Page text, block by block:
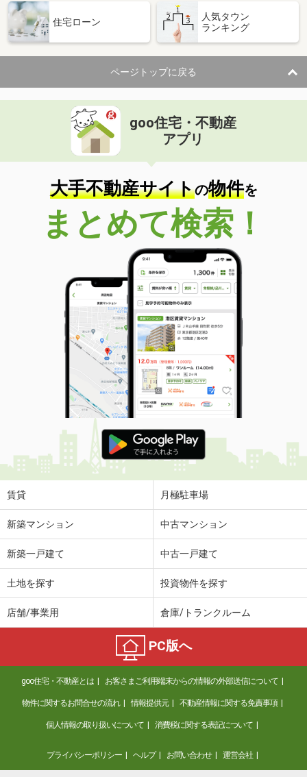
住宅ローン
人気タウン
ランキング
ページトップに戻る
goo住宅・不動産
アプリ
大手不動産サイトの物件を
まとめて検索！
賃貸 月極駐車場
新築マンション 中古マンション
新築一戸建て 中古一戸建て
土地を探す 投資物件を探す
店舗/事業用 倉庫/トランクルーム
PC版へ
goo住宅・不動産とは お客さまご利用端末からの情報の外部送信について
物件に関するお問合せの流れ 情報提供元 不動産情報に関する免責事項
個人情報の取り扱いについて 消費税に関する表記について
プライバシーポリシー ヘルプ お問い合わせ 運営会社